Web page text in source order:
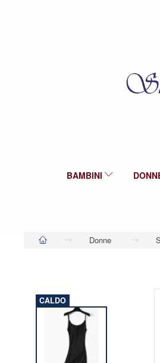
BAMBINI
Donne
CALDO